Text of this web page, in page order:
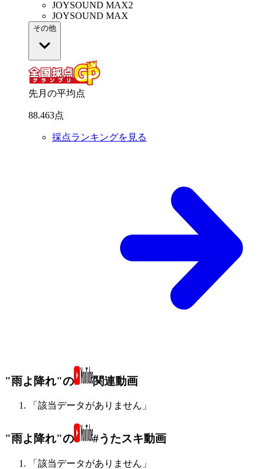
JOYSOUND MAX2
JOYSOUND MAX
その他
先月の平均点
88.463点
採点ランキングを見る
"雨よ降れ"の 関連動画
「該当データがありません」
"雨よ降れ"の #うたスキ動画
「該当データがありません」